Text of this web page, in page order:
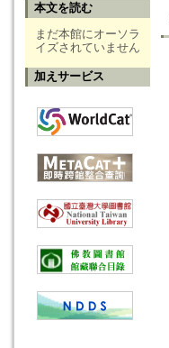
本文を読む
まだ本館にオーソラ
イズされていません
加えサービス